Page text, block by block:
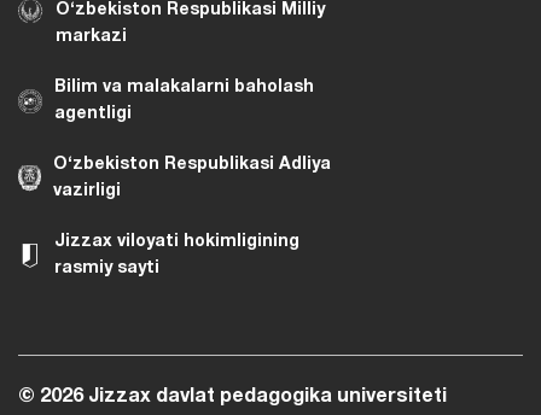
O‘zbekiston Respublikasi Milliy
markazi
Bilim va malakalarni baholash
agentligi
O‘zbekiston Respublikasi Adliya
vazirligi
Jizzax viloyati hokimligining
rasmiy sayti
© 2026 Jizzax davlat pedagogika universiteti